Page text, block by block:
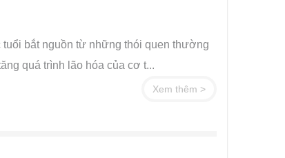
bắt nguồn từ những thói quen thường
quá trình lão hóa của cơ t...
Xem thêm >